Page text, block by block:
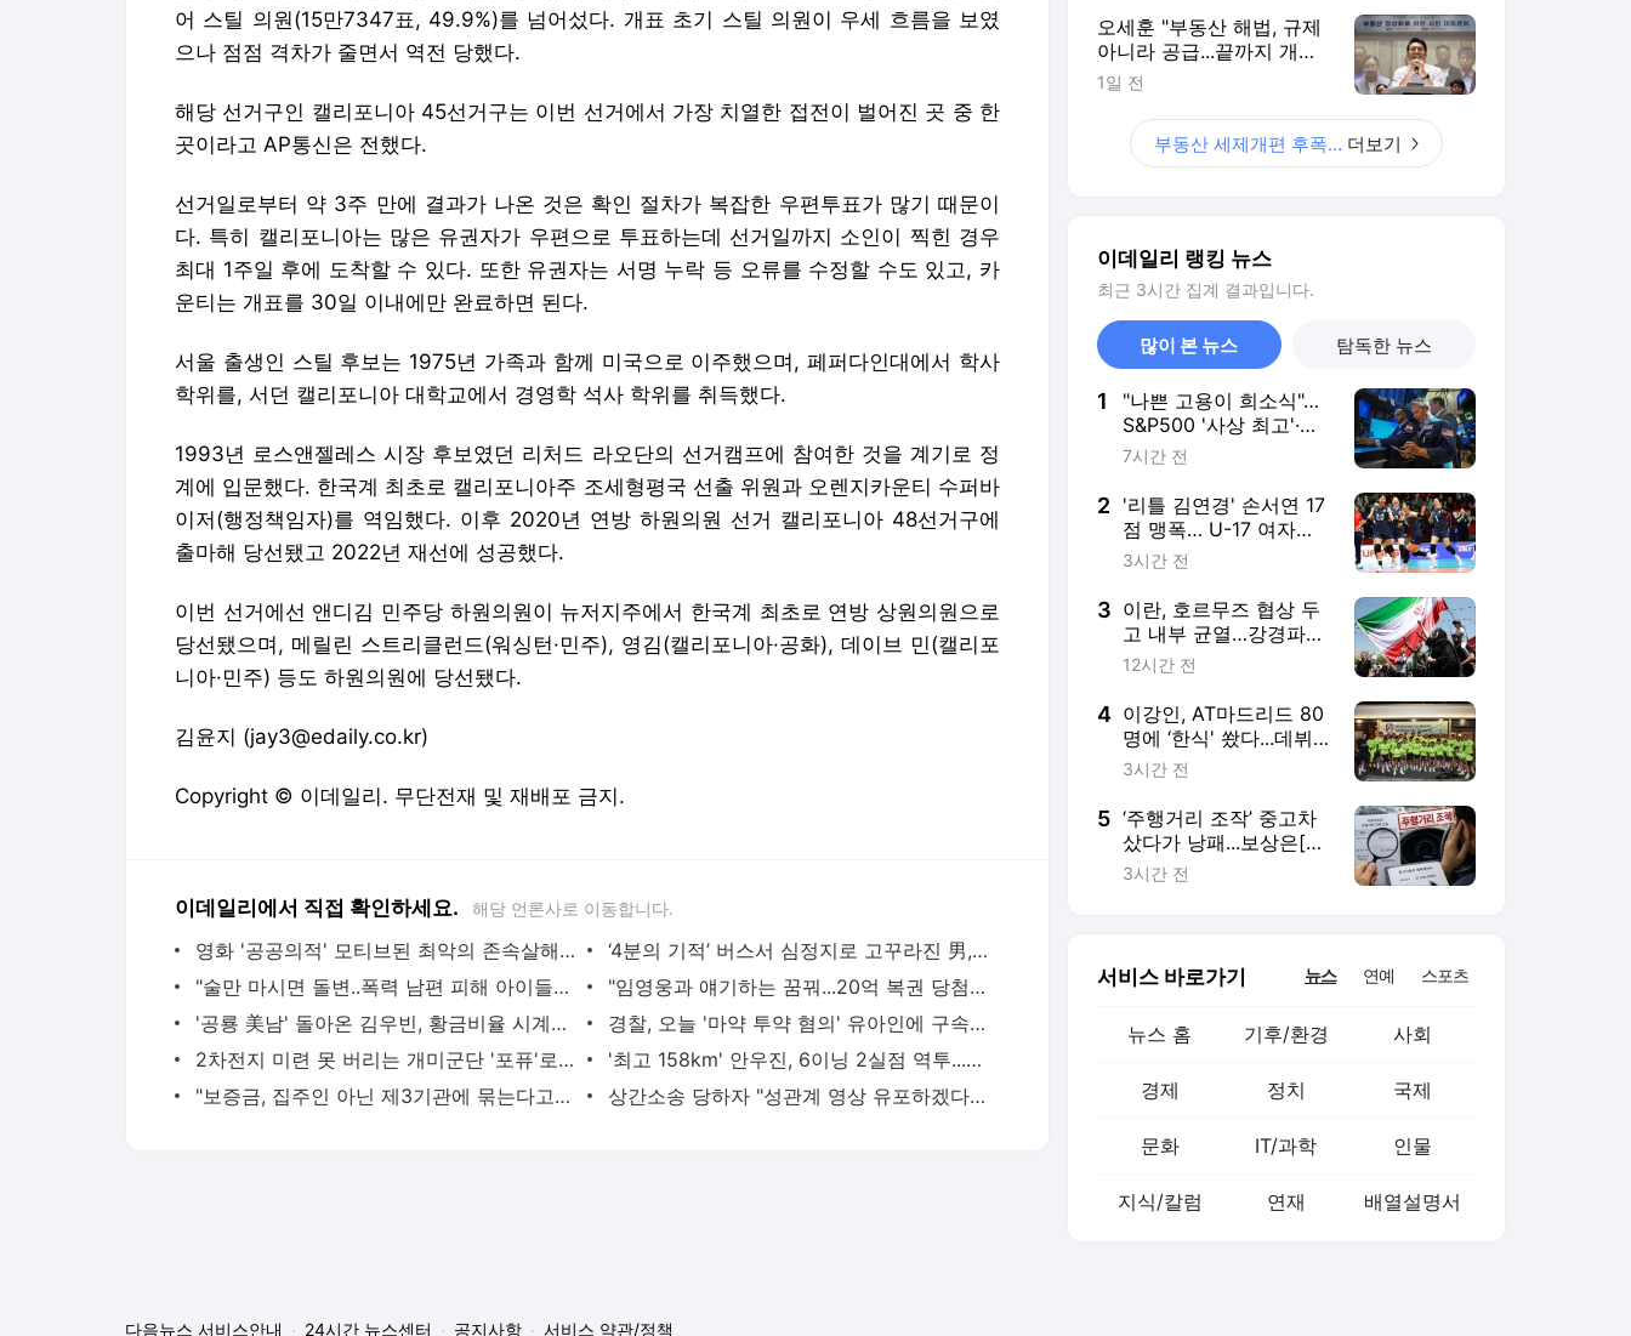
어 스틸 의원(15만7347표, 49.9%)를 넘어섰다. 개표 초기 스틸 의원이 우세 흐름을 보였
으나 점점 격차가 줄면서 역전 당했다.
해당 선거구인 캘리포니아 45선거구는 이번 선거에서 가장 치열한 접전이 벌어진 곳 중 한
곳이라고 AP통신은 전했다.
선거일로부터 약 3주 만에 결과가 나온 것은 확인 절차가 복잡한 우편투표가 많기 때문이
다. 특히 캘리포니아는 많은 유권자가 우편으로 투표하는데 선거일까지 소인이 찍힌 경우
최대 1주일 후에 도착할 수 있다. 또한 유권자는 서명 누락 등 오류를 수정할 수도 있고, 카
운티는 개표를 30일 이내에만 완료하면 된다.
서울 출생인 스틸 후보는 1975년 가족과 함께 미국으로 이주했으며, 페퍼다인대에서 학사
학위를, 서던 캘리포니아 대학교에서 경영학 석사 학위를 취득했다.
1993년 로스앤젤레스 시장 후보였던 리처드 라오단의 선거캠프에 참여한 것을 계기로 정
계에 입문했다. 한국계 최초로 캘리포니아주 조세형평국 선출 위원과 오렌지카운티 수퍼바
이저(행정책임자)를 역임했다. 이후 2020년 연방 하원의원 선거 캘리포니아 48선거구에
출마해 당선됐고 2022년 재선에 성공했다.
이번 선거에선 앤디김 민주당 하원의원이 뉴저지주에서 한국계 최초로 연방 상원의원으로
당선됐으며, 메릴린 스트리클런드(워싱턴·민주), 영김(캘리포니아·공화), 데이브 민(캘리포
니아·민주) 등도 하원의원에 당선됐다.
김윤지 (jay3@edaily.co.kr)
Copyright © 이데일리. 무단전재 및 재배포 금지.
이데일리에서 직접 확인하세요. 해당 언론사로 이동합니다.
영화 '공공의적' 모티브된 최악의 존속살해[그해 오늘]
‘4분의 기적’ 버스서 심정지로 고꾸라진 男, 대학생들이 살렸다
"술만 마시면 돌변..폭력 남편 피해 아이들과 도망친 게 범죄인가요"
"임영웅과 얘기하는 꿈꿔...20억 복권 당첨으로 고민 해결"
'공룡 美남' 돌아온 김우빈, 황금비율 시계는[누구템]
경찰, 오늘 '마약 투약 혐의' 유아인에 구속영장 신청
2차전지 미련 못 버리는 개미군단 '포퓨'로 진격…포스코그룹株 주가는 글쎄
'최고 158km' 안우진, 6이닝 2실점 역투...키움, 3연패 탈출
"보증금, 집주인 아닌 제3기관에 묶는다고"…뿔난 임대인들
상간소송 당하자 "성관계 영상 유포하겠다" 협박한 20대 여성[사랑과전쟁]
오세훈 "부동산 해법, 규제
아니라 공급...끝까지 개선
건의할 것"
1일 전
부동산 세제개편 후폭풍 더보기
이데일리 랭킹 뉴스
최근 3시간 집계 결과입니다.
많이 본 뉴스 탐독한 뉴스
1
"나쁜 고용이 희소식"…
S&P500 '사상 최고'·나
스닥 1.3%↑[월스트리트
7시간 전
2 '리틀 김연경' 손서연 17
점 맹폭… U-17 여자배
구, 세계선수권 2연승
3시간 전
3 이란, 호르무즈 협상 두
고 내부 균열…강경파
득세에 타결 불투명
12시간 전
4 이강인, AT마드리드 80
명에 ‘한식' 쐈다...데뷔
전 앞두고 신고식
3시간 전
5 ‘주행거리 조작’ 중고차
샀다가 낭패...보상은[호
갱NO]
3시간 전
서비스 바로가기 뉴스 연예 스포츠
뉴스 홈 기후/환경 사회
경제 정치 국제
문화 IT/과학 인물
지식/칼럼 연재 배열설명서
다음뉴스 서비스안내 24시간 뉴스센터 공지사항 서비스 약관/정책